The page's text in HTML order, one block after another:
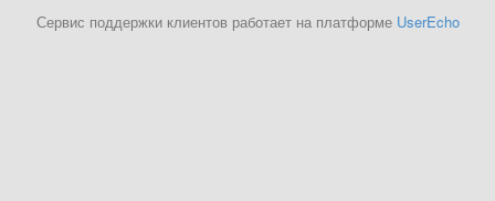
Сервис поддержки клиентов работает на платформе UserEcho